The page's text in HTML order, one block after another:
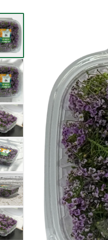
Afficher l'image1
Afficher l'image2
Afficher l'image3
Afficher l'image4
Afficher l'image5
Afficher l'image6